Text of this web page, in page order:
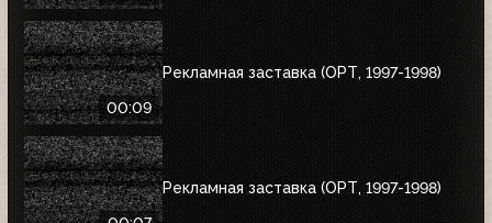
00:09
Рекламная заставка (ОРТ, 1997-1998)
Рекламная заставка (ОРТ, 1997-1998)